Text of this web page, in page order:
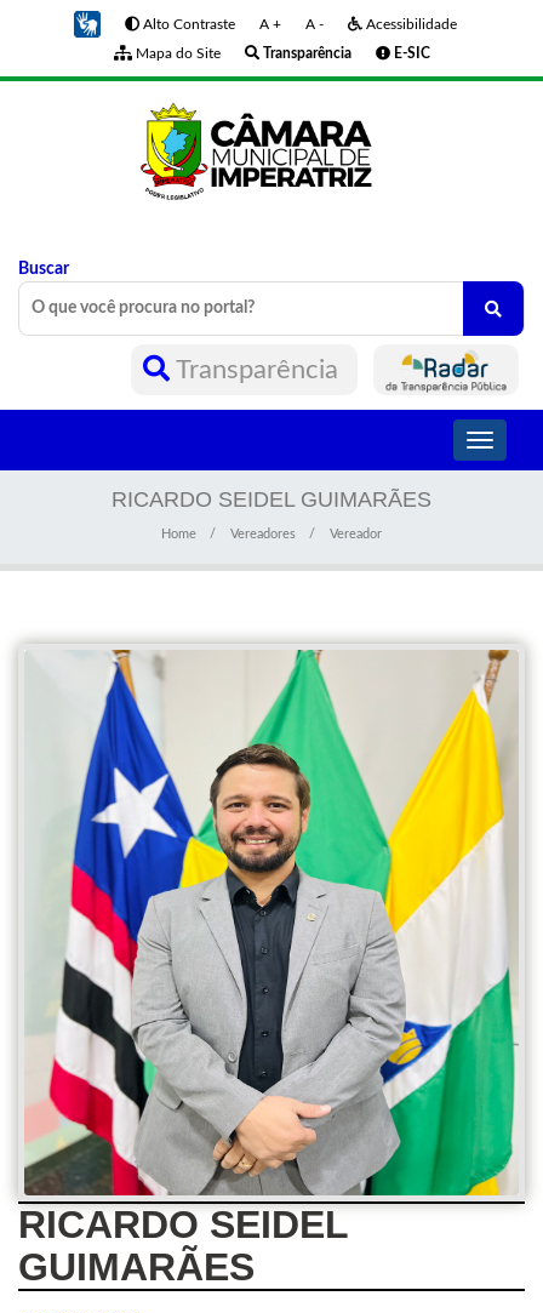
Alto Contraste A + A -
Acessibilidade
Mapa do Site
Transparência E-SIC
Buscar
Transparência
Toggle
RICARDO SEIDEL GUIMARÃES
Home Vereadores Vereador
RICARDO SEIDEL
GUIMARÃES